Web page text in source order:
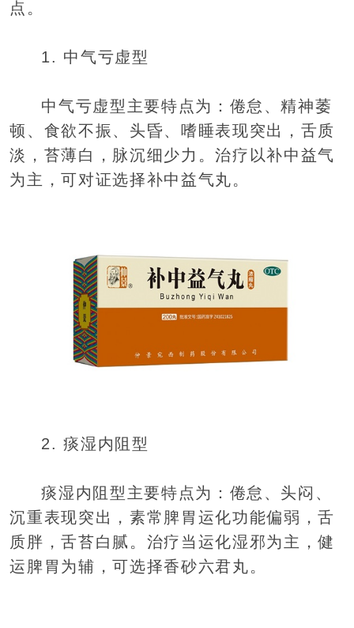
点。
1. 中气亏虚型
中气亏虚型主要特点为：倦怠、精神萎
顿、食欲不振、头昏、嗜睡表现突出，舌质
淡，苔薄白，脉沉细少力。治疗以补中益气
为主，可对证选择补中益气丸。
2. 痰湿内阻型
痰湿内阻型主要特点为：倦怠、头闷、
沉重表现突出，素常脾胃运化功能偏弱，舌
质胖，舌苔白腻。治疗当运化湿邪为主，健
运脾胃为辅，可选择香砂六君丸。